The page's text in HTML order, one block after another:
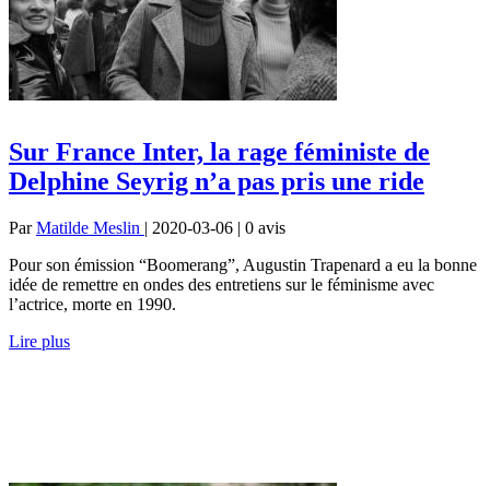
Sur France Inter, la rage féministe de
Delphine Seyrig n’a pas pris une ride
ParMatilde Meslin | 2020-03-06 | 0 avis
Pour son émission “Boomerang”, Augustin Trapenard a eu la bonne
idée de remettre en ondes des entretiens sur le féminisme avec
l’actrice, morte en 1990.
Lire plus